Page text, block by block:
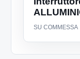
SU COMMESSA